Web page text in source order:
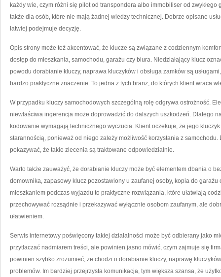
każdy wie, czym różni się pilot od transpondera albo immobiliser od
także dla osób, które nie mają żadnej wiedzy technicznej. Dobrze opisane
łatwiej podejmuje decyzję.
Opis strony może też akcentować, że klucze są związane z codziennym
dostęp do mieszkania, samochodu, garażu czy biura. Niedziałający klucz
powodu dorabianie kluczy, naprawa kluczyków i obsługa zamków są
bardzo praktyczne znaczenie. To jedna z tych branż, do których klient wraca
W przypadku kluczy samochodowych szczególną rolę odgrywa ostrożność.
niewłaściwa ingerencja może doprowadzić do dalszych uszkodzeń. Dlatego
kodowanie wymagają technicznego wyczucia. Klient oczekuje, że jego
starannością, ponieważ od niego zależy możliwość korzystania z
pokazywać, że takie zlecenia są traktowane odpowiedzialnie.
Warto także zauważyć, że dorabianie kluczy może być elementem dbania o
domownika, zapasowy klucz pozostawiony u zaufanej osoby, kopia do
mieszkaniem podczas wyjazdu to praktyczne rozwiązania, które ułatwiają
przechowywać rozsądnie i przekazywać wyłącznie osobom zaufanym, ale
ułatwieniem.
Serwis internetowy poświęcony takiej działalności może być odbierany jako
przytłaczać nadmiarem treści, ale powinien jasno mówić, czym zajmuje się
powinien szybko zrozumieć, że chodzi o dorabianie kluczy, naprawę
problemów. Im bardziej przejrzysta komunikacja, tym większa szansa, że